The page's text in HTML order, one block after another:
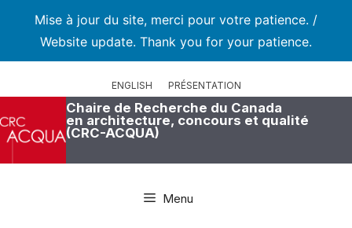
Mise à jour du site, merci pour votre patience. /
Website update. Thank you for your patience.
ENGLISH PRÉSENTATION
Chaire de Recherche du Canada
en architecture, concours et qualité
(CRC-ACQUA)
Menu